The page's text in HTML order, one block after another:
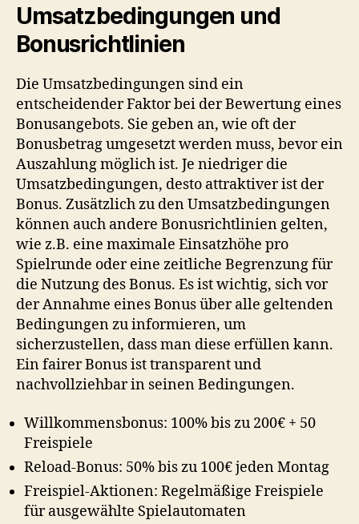
Umsatzbedingungen und
Bonusrichtlinien
Die Umsatzbedingungen sind ein
entscheidender Faktor bei der Bewertung eines
Bonusangebots. Sie geben an, wie oft der
Bonusbetrag umgesetzt werden muss, bevor ein
Auszahlung möglich ist. Je niedriger die
Umsatzbedingungen, desto attraktiver ist der
Bonus. Zusätzlich zu den Umsatzbedingungen
können auch andere Bonusrichtlinien gelten,
wie z.B. eine maximale Einsatzhöhe pro
Spielrunde oder eine zeitliche Begrenzung für
die Nutzung des Bonus. Es ist wichtig, sich vor
der Annahme eines Bonus über alle geltenden
Bedingungen zu informieren, um
sicherzustellen, dass man diese erfüllen kann.
Ein fairer Bonus ist transparent und
nachvollziehbar in seinen Bedingungen.
Willkommensbonus: 100% bis zu 200€ + 50
Freispiele
Reload-Bonus: 50% bis zu 100€ jeden Montag
Freispiel-Aktionen: Regelmäßige Freispiele
für ausgewählte Spielautomaten